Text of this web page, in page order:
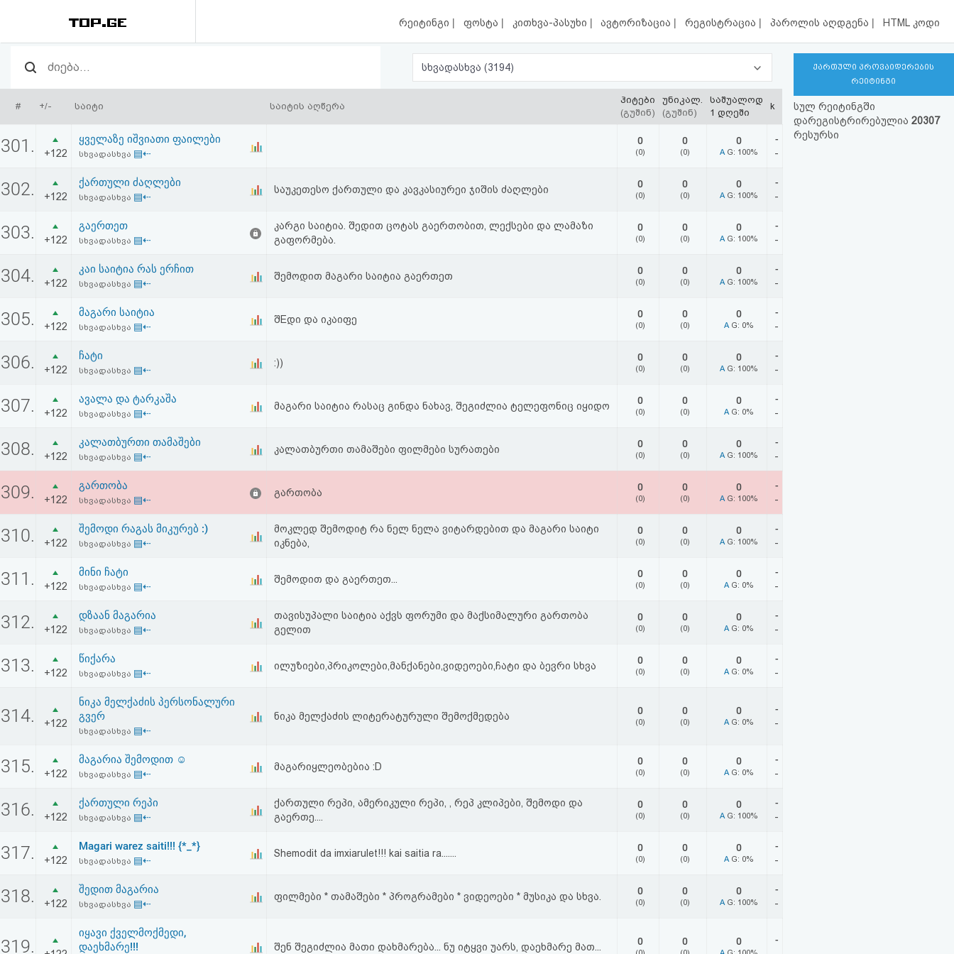
რეიტინგი | ფოსტა | კითხვა-პასუხი | ავტორიზაცია | რეგისტრაცია | პაროლის აღდგენა | HTML კოდი
რეიტინგი
(მთავარი)
ფოსტა
პასუხი
ავტორიზაცია
რეგისტრაცია
აღდგენა
HTML
შეთანხმება
და
პასუხისმგებლობის
უარყოფა
სხვადასხვა (3194)
# +/- საიტი საიტის აღწერა
ჰიტები
(გუშინ)
უნიკალ.
(გუშინ)
საშუალოდ
1 დღეში
k
301. +122
ყველაზე იშვიათი ფაილები
სხვადასხვა ▤⇠
0
(0)
0
(0)
0
A G: 100%
-
-
302. +122
ქართული ძაღლები
სხვადასხვა ▤⇠
საუკეთესო ქართული და კავკასიურეი ჯიშის ძაღლები 0
(0)
0
(0)
0
A G: 100%
-
-
303. +122
გაერთეთ
სხვადასხვა ▤⇠
კარგი საიტია. შედით ცოტას გაერთობით, ლექსები და ლამაზი
გაფორმება.
0
(0)
0
(0)
0
A G: 100%
-
-
304. +122
კაი საიტია რას ერჩით
სხვადასხვა ▤⇠
შემოდით მაგარი საიტია გაერთეთ 0
(0)
0
(0)
0
A G: 100%
-
-
305. +122
მაგარი საიტია
სხვადასხვა ▤⇠
შEდი და იკაიფე 0
(0)
0
(0)
0
A G: 0%
-
-
306. +122
ჩატი
სხვადასხვა ▤⇠
:)) 0
(0)
0
(0)
0
A G: 100%
-
-
307. +122
ავალა და ტარკაშა
სხვადასხვა ▤⇠
მაგარი საიტია რასაც გინდა ნახავ, შეგიძლია ტელეფონიც იყიდო 0
(0)
0
(0)
0
A G: 0%
-
-
308. +122
კალათბურთი თამაშები
სხვადასხვა ▤⇠
კალათბურთი თამაშები ფილმები სურათები 0
(0)
0
(0)
0
A G: 100%
-
-
309. +122
გართობა
სხვადასხვა ▤⇠
გართობა 0
(0)
0
(0)
0
A G: 100%
-
-
310. +122
შემოდი რაგას მიკურებ :)
სხვადასხვა ▤⇠
მოკლედ შემოდიტ რა ნელ ნელა ვიტარდებით და მაგარი საიტი
იკნება,
0
(0)
0
(0)
0
A G: 100%
-
-
311. +122
მინი ჩატი
სხვადასხვა ▤⇠
შემოდით და გაერთეთ... 0
(0)
0
(0)
0
A G: 0%
-
-
312. +122
დზაან მაგარია
სხვადასხვა ▤⇠
თავისუპალი საიტია აქვს ფორუმი და მაქსიმალური გართობა
გელით
0
(0)
0
(0)
0
A G: 0%
-
-
313. +122
წიქარა
სხვადასხვა ▤⇠
ილუზიები,პრიკოლები,მანქანები,ვიდეოები,ჩატი და ბევრი სხვა 0
(0)
0
(0)
0
A G: 0%
-
-
314. +122
ნიკა მელქაძის პერსონალური
გვერ
სხვადასხვა ▤⇠
ნიკა მელქაძის ლიტერატურული შემოქმედება 0
(0)
0
(0)
0
A G: 0%
-
-
315. +122
მაგარია შემოდით ☺
სხვადასხვა ▤⇠
მაგარიყლეობებია :D 0
(0)
0
(0)
0
A G: 0%
-
-
316. +122
ქართული რეპი
სხვადასხვა ▤⇠
ქართული რეპი, ამერიკული რეპი, , რეპ კლიპები, შემოდი და
გაერთე....
0
(0)
0
(0)
0
A G: 100%
-
-
317. +122
Magari warez saiti!!! {*_*}
სხვადასხვა ▤⇠
Shemodit da imxiarulet!!! kai saitia ra....... 0
(0)
0
(0)
0
A G: 0%
-
-
318. +122
შედით მაგარია
სხვადასხვა ▤⇠
ფილმები * თამაშები * პროგრამები * ვიდეოები * მუსიკა და სხვა. 0
(0)
0
(0)
0
A G: 100%
-
-
319.
იყავი ქველმოქმედი,
დაეხმარე!!!
შენ შეგიძლია მათი დახმარება... ნუ იტყვი უარს, დაეხმარე მათ... 0 0 0
-
ქართული პროვაიდერების
რეიტინგი
სულ რეიტინგში
დარეგისტრირებულია 20307
რესურსი